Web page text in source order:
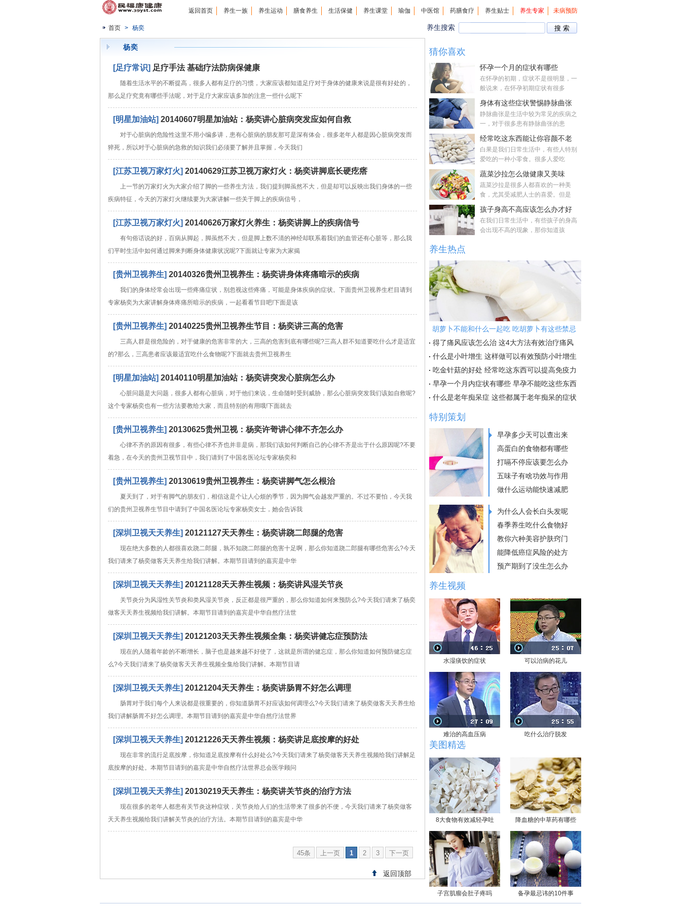
返回首页 养生一族 养生运动 膳食养生 生活保健 养生课堂 瑜伽 中医馆 药膳食疗 养生贴士 养生专家 未病预防
养生搜索
首页 > 杨奕
杨奕
[足疗常识] 足疗手法 基础疗法防病保健康
随着生活水平的不断提高，很多人都有足疗的习惯，大家应该都知道足疗对于身体的健康来说是很有好处的，
那么足疗究竟有哪些手法呢，对于足疗大家应该多加的注意一些什么呢下
[明星加油站] 20140607明星加油站：杨奕讲心脏病突发应如何自救
对于心脏病的危险性这里不用小编多讲，患有心脏病的朋友那可是深有体会，很多老年人都是因心脏病突发而
猝死，所以对于心脏病的急救的知识我们必须要了解并且掌握，今天我们
[江苏卫视万家灯火] 20140629江苏卫视万家灯火：杨奕讲脚底长硬疙瘩
上一节的万家灯火为大家介绍了脚的一些养生方法，我们提到脚虽然不大，但是却可以反映出我们身体的一些
疾病特征，今天的万家灯火继续要为大家讲解一些关于脚上的疾病信号，
[江苏卫视万家灯火] 20140626万家灯火养生：杨奕讲脚上的疾病信号
有句俗话说的好，百病从脚起，脚虽然不大，但是脚上数不清的神经却联系着我们的血管还有心脏等，那么我
们平时生活中如何通过脚来判断身体健康状况呢?下面就让专家为大家揭
[贵州卫视养生] 20140326贵州卫视养生：杨奕讲身体疼痛暗示的疾病
我们的身体经常会出现一些疼痛症状，别忽视这些疼痛，可能是身体疾病的症状。下面贵州卫视养生栏目请到
专家杨奕为大家讲解身体疼痛所暗示的疾病，一起看看节目吧!下面是该
[贵州卫视养生] 20140225贵州卫视养生节目：杨奕讲三高的危害
三高人群是很危险的，对于健康的危害非常的大，三高的危害到底有哪些呢?三高人群不知道要吃什么才是适宜
的?那么，三高患者应该最适宜吃什么食物呢?下面就去贵州卫视养生
[明星加油站] 20140110明星加油站：杨奕讲突发心脏病怎么办
心脏问题是大问题，很多人都有心脏病，对于他们来说，生命随时受到威胁，那么心脏病突发我们该如自救呢?
这个专家杨奕也有一些方法要教给大家，而且特别的有用哦!下面就去
[贵州卫视养生] 20130625贵州卫视：杨奕许哿讲心律不齐怎么办
心律不齐的原因有很多，有些心律不齐也并非是病，那我们该如何判断自己的心律不齐是出于什么原因呢?不要
着急，在今天的贵州卫视节目中，我们请到了中国名医论坛专家杨奕和
[贵州卫视养生] 20130619贵州卫视养生：杨奕讲脚气怎么根治
夏天到了，对于有脚气的朋友们，相信这是个让人心烦的季节，因为脚气会越发严重的。不过不要怕，今天我
们的贵州卫视养生节目中请到了中国名医论坛专家杨奕女士，她会告诉我
[深圳卫视天天养生] 20121127天天养生：杨奕讲跷二郎腿的危害
现在绝大多数的人都很喜欢跷二郎腿，孰不知跷二郎腿的危害十足啊，那么你知道跷二郎腿有哪些危害么?今天
我们请来了杨奕做客天天养生给我们讲解。本期节目请到的嘉宾是中华
[深圳卫视天天养生] 20121128天天养生视频：杨奕讲风湿关节炎
关节炎分为风湿性关节炎和类风湿关节炎，反正都是很严重的，那么你知道如何来预防么?今天我们请来了杨奕
做客天天养生视频给我们讲解。本期节目请到的嘉宾是中华自然疗法世
[深圳卫视天天养生] 20121203天天养生视频全集：杨奕讲健忘症预防法
现在的人随着年龄的不断增长，脑子也是越来越不好使了，这就是所谓的健忘症，那么你知道如何预防健忘症
么?今天我们请来了杨奕做客天天养生视频全集给我们讲解。本期节目请
[深圳卫视天天养生] 20121204天天养生：杨奕讲肠胃不好怎么调理
肠胃对于我们每个人来说都是很重要的，你知道肠胃不好应该如何调理么?今天我们请来了杨奕做客天天养生给
我们讲解肠胃不好怎么调理。本期节目请到的嘉宾是中华自然疗法世界
[深圳卫视天天养生] 20121226天天养生视频：杨奕讲足底按摩的好处
现在非常的流行足底按摩，你知道足底按摩有什么好处么?今天我们请来了杨奕做客天天养生视频给我们讲解足
底按摩的好处。本期节目请到的嘉宾是中华自然疗法世界总会医学顾问
[深圳卫视天天养生] 20130219天天养生：杨奕讲关节炎的治疗方法
现在很多的老年人都患有关节炎这种症状，关节炎给人们的生活带来了很多的不便，今天我们请来了杨奕做客
天天养生视频给我们讲解关节炎的治疗方法。本期节目请到的嘉宾是中华
45条 上一页 1 2 3 下一页
返回顶部
猜你喜欢
怀孕一个月的症状有哪些
在怀孕的初期，症状不是很明显，一
般说来，在怀孕初期症状有很多
身体有这些症状警惕静脉曲张
静脉曲张是生活中较为常见的疾病之
一，对于很多患有静脉曲张的患
经常吃这东西能让你容颜不老
白果是我们日常生活中，有些人特别
爱吃的一种小零食。很多人爱吃
蔬菜沙拉怎么做健康又美味
蔬菜沙拉是很多人都喜欢的一种美
食，尤其受减肥人士的喜爱。但是
孩子身高不高应该怎么办才好
在我们日常生活中，有些孩子的身高
会出现不高的现象，那你知道孩
养生热点
胡萝卜不能和什么一起吃 吃胡萝卜有这些禁忌
得了痛风应该怎么治 这4大方法有效治疗痛风
什么是小叶增生 这样做可以有效预防小叶增生
吃金针菇的好处 经常吃这东西可以提高免疫力
早孕一个月内症状有哪些 早孕不能吃这些东西
什么是老年痴呆症 这些都属于老年痴呆的症状
特别策划
早孕多少天可以查出来
高蛋白的食物都有哪些
打嗝不停应该要怎么办
五味子有啥功效与作用
做什么运动能快速减肥
为什么人会长白头发呢
春季养生吃什么食物好
教你六种美容护肤窍门
能降低癌症风险的处方
预产期到了没生怎么办
养生视频
水湿痰饮的症状 可以治病的花儿
难治的高血压病 吃什么治疗脱发
美图精选
8大食物有效减轻孕吐 降血糖的中草药有哪些
子宫肌瘤会肚子疼吗 备孕最忌讳的10件事